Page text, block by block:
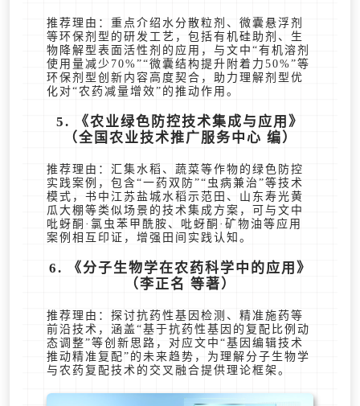
推荐理由：重点介绍水分散粒剂、微囊悬浮剂
等环保剂型的研发工艺，包括有机硅助剂、生
物降解型表面活性剂的应用，与文中“有机溶剂
使用量减少70%”“微囊结构提升附着力50%”等
环保剂型创新内容高度契合，助力理解剂型优
化对“农药减量增效”的推动作用。
5. 《农业绿色防控技术集成与应用》
（全国农业技术推广服务中心 编）
推荐理由：汇集水稻、蔬菜等作物的绿色防控
实践案例，包含“一药双防”“虫病兼治”等技术
模式，书中江苏盐城水稻示范田、山东寿光黄
瓜大棚等类似场景的技术集成方案，可与文中
吡蚜酮·氯虫苯甲酰胺、吡蚜酮·矿物油等应用
案例相互印证，增强田间实践认知。
6. 《分子生物学在农药科学中的应用》
（李正名 等著）
推荐理由：探讨抗药性基因检测、精准施药等
前沿技术，涵盖“基于抗药性基因的复配比例动
态调整”等创新思路，对应文中“基因编辑技术
推动精准复配”的未来趋势，为理解分子生物学
与农药复配技术的交叉融合提供理论框架。